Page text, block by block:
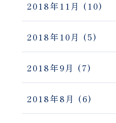
2018年11月 (10)
2018年10月 (5)
2018年9月 (7)
2018年8月 (6)